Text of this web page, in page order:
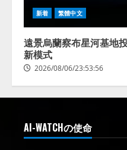
新着 繁體中文
遠景烏蘭察布星河基地
新模式
2026/08/06/23:53:56
AI-WATCHの使命